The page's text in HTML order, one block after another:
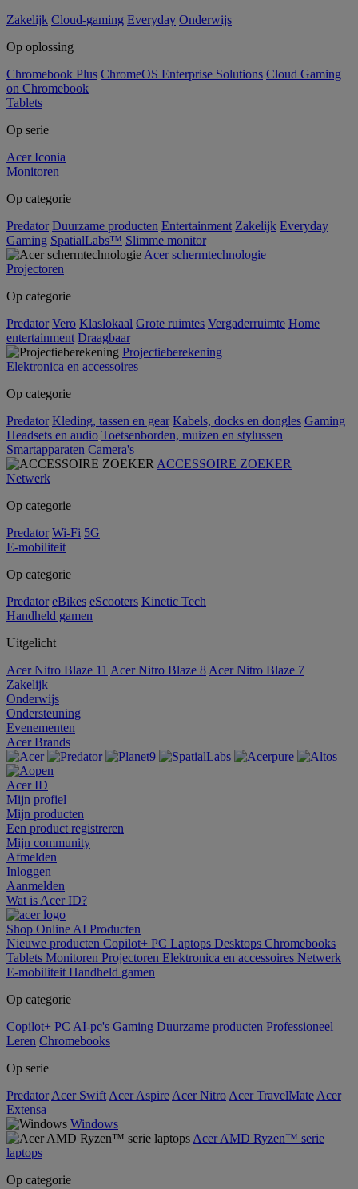
Zakelijk Cloud-gaming Everyday Onderwijs
Op oplossing
Chromebook Plus ChromeOS Enterprise Solutions Cloud Gaming
on Chromebook
Tablets
Op serie
Acer Iconia
Monitoren
Op categorie
Predator Duurzame producten Entertainment Zakelijk Everyday
Gaming SpatialLabs™ Slimme monitor
Acer schermtechnologie
Projectoren
Op categorie
Predator Vero Klaslokaal Grote ruimtes Vergaderruimte Home
entertainment Draagbaar
Projectieberekening
Elektronica en accessoires
Op categorie
Predator Kleding, tassen en gear Kabels, docks en dongles Gaming
Headsets en audio Toetsenborden, muizen en stylussen
Smartapparaten Camera's
ACCESSOIRE ZOEKER
Netwerk
Op categorie
Predator Wi-Fi 5G
E-mobiliteit
Op categorie
Predator eBikes eScooters Kinetic Tech
Handheld gamen
Uitgelicht
Acer Nitro Blaze 11 Acer Nitro Blaze 8 Acer Nitro Blaze 7
Zakelijk
Onderwijs
Ondersteuning
Evenementen
Acer Brands
Acer ID
Mijn profiel
Mijn producten
Een product registreren
Mijn community
Afmelden
Inloggen
Aanmelden
Wat is Acer ID?
Shop Online AI Producten
Nieuwe producten Copilot+ PC Laptops Desktops Chromebooks
Tablets Monitoren Projectoren Elektronica en accessoires Netwerk
E-mobiliteit Handheld gamen
Op categorie
Copilot+ PC AI-pc's Gaming Duurzame producten Professioneel
Leren Chromebooks
Op serie
Predator Acer Swift Acer Aspire Acer Nitro Acer TravelMate Acer
Extensa
Windows
Acer AMD Ryzen™ serie
laptops
Op categorie